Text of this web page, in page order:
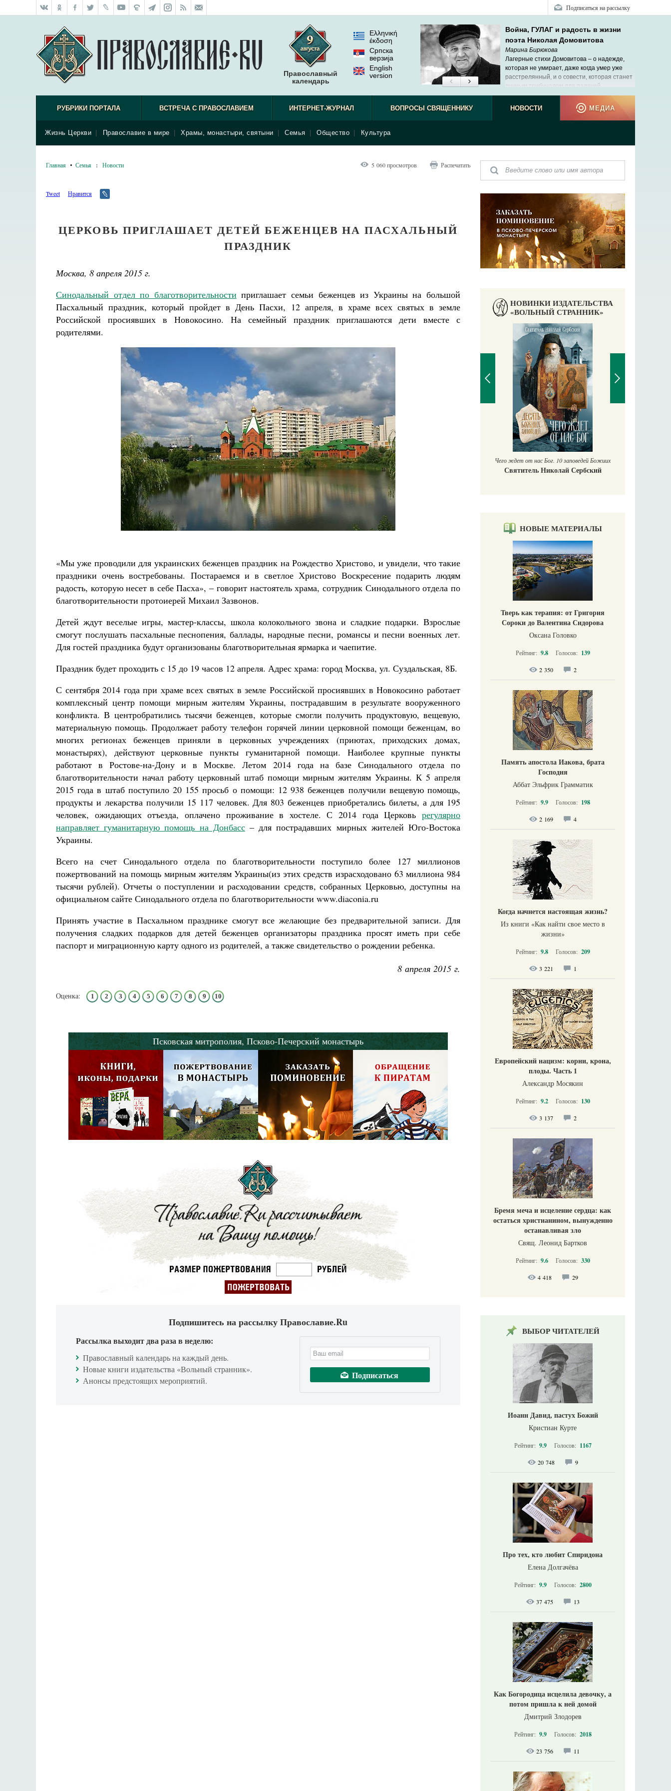
Подписаться на рассылку
Православный
календарь
Ελληνική
έκδοση
Српска
верзиjа
English
version
Война, ГУЛАГ и радость в жизни
поэта Николая Домовитова
Марина Бирюкова
Лагерные стихи Домовитова – о надежде,
которая не умирает, даже когда умер уже
расстрелянный, и о совести, которая станет
личным трибуналом для палачей.
РУБРИКИ ПОРТАЛА ВСТРЕЧА С ПРАВОСЛАВИЕМ ИНТЕРНЕТ-ЖУРНАЛ ВОПРОСЫ СВЯЩЕННИКУ НОВОСТИ
Жизнь Церкви Православие в мире Храмы, монастыри, святыни Семья Общество Культура
МЕДИА
Главная Семья : Новости 5 060 просмотров Распечатать
Tweet Нравится
ЦЕРКОВЬ ПРИГЛАШАЕТ ДЕТЕЙ БЕЖЕНЦЕВ НА ПАСХАЛЬНЫЙ
ПРАЗДНИК
Москва, 8 апреля 2015 г.
Синодальный отдел по благотворительности приглашает семьи беженцев из Украины на большой
Пасхальный праздник, который пройдет в День Пасхи, 12 апреля, в храме всех святых в земле
Российской просиявших в Новокосино. На семейный праздник приглашаются дети вместе с
родителями.
«Мы уже проводили для украинских беженцев праздник на Рождество Христово, и увидели, что такие
праздники очень востребованы. Постараемся и в светлое Христово Воскресение подарить людям
радость, которую несет в себе Пасха», – говорит настоятель храма, сотрудник Синодального отдела по
благотворительности протоиерей Михаил Зазвонов.
Детей ждут веселые игры, мастер-классы, школа колокольного звона и сладкие подарки. Взрослые
смогут послушать пасхальные песнопения, баллады, народные песни, романсы и песни военных лет.
Для гостей праздника будут организованы благотворительная ярмарка и чаепитие.
Праздник будет проходить с 15 до 19 часов 12 апреля. Адрес храма: город Москва, ул. Суздальская, 8Б.
С сентября 2014 года при храме всех святых в земле Российской просиявших в Новокосино работает
комплексный центр помощи мирным жителям Украины, пострадавшим в результате вооруженного
конфликта. В центробратились тысячи беженцев, которые смогли получить продуктовую, вещевую,
материальную помощь. Продолжает работу телефон горячей линии церковной помощи беженцам, во
многих регионах беженцев приняли в церковных учреждениях (приютах, приходских домах,
монастырях), действуют церковные пункты гуманитарной помощи. Наиболее крупные пункты
работают в Ростове-на-Дону и в Москве. Летом 2014 года на базе Синодального отдела по
благотворительности начал работу церковный штаб помощи мирным жителям Украины. К 5 апреля
2015 года в штаб поступило 20 155 просьб о помощи: 12 938 беженцев получили вещевую помощь,
продукты и лекарства получили 15 117 человек. Для 803 беженцев приобретались билеты, а для 195
человек, ожидающих отъезда, оплачено проживание в хостеле. С 2014 года Церковь регулярно
направляет гуманитарную помощь на Донбасс– для пострадавших мирных жителей Юго-Востока
Украины.
Всего на счет Синодального отдела по благотворительности поступило более 127 миллионов
пожертвований на помощь мирным жителям Украины(из этих средств израсходовано 63 миллиона 984
тысячи рублей). Отчеты о поступлении и расходовании средств, собранных Церковью, доступны на
официальном сайте Синодального отдела по благотворительности www.diaconia.ru
Принять участие в Пасхальном празднике смогут все желающие без предварительной записи. Для
получения сладких подарков для детей беженцев организаторы праздника просят иметь при себе
паспорт и миграционную карту одного из родителей, а также свидетельство о рождении ребенка.
8 апреля 2015 г.
Оценка: 1 2 3 4 5 6 7 8 9 10
Псковская митрополия, Псково-Печерский монастырь
Подпишитесь на рассылку Православие.Ru
Рассылка выходит два раза в неделю:
Православный календарь на каждый день.
Новые книги издательства «Вольный странник».
Анонсы предстоящих мероприятий.
НОВИНКИ ИЗДАТЕЛЬСТВА
«ВОЛЬНЫЙ СТРАННИК»
Разлуки не будет
Фредерика де Грааф Как найти своё место в жизни
Кирилл Мурышев
Великомученик Георгий Победоносец. Научись у
Роман Котов Чего ждет от нас Бог. 10 заповедей Божиих
Святитель Николай Сербский
НОВЫЕ МАТЕРИАЛЫ
Тверь как терапия: от Григория
Сороки до Валентина Сидорова
Оксана Головко
Рейтинг: 9.8 Голосов: 139
2 350 2
Память апостола Иакова, брата
Господня
Аббат Эльфрик Грамматик
Рейтинг: 9.9 Голосов: 198
2 169 4
Когда начнется настоящая жизнь?
Из книги «Как найти свое место в
жизни​»
Рейтинг: 9.8 Голосов: 209
3 221 1
Европейский нацизм: корни, крона,
плоды. Часть 1
Александр Мосякин
Рейтинг: 9.2 Голосов: 130
3 137 2
Бремя меча и исцеление сердца: как
остаться христианином, вынужденно
останавливая зло
Свящ. Леонид Бартков
Рейтинг: 9.6 Голосов: 330
4 418 29
ВЫБОР ЧИТАТЕЛЕЙ
Иоанн Давид, пастух Божий
Кристиан Курте
Рейтинг: 9.9 Голосов: 1167
20 748 9
Про тех, кто любит Спиридона
Елена Долгачёва
Рейтинг: 9.9 Голосов: 2800
37 475 13
Как Богородица исцелила девочку, а
потом пришла к ней домой
Дмитрий Злодорев
Рейтинг: 9.9 Голосов: 2018
23 756 11